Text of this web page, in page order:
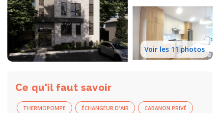
Voir les 11 photos
Ce qu'il faut savoir
THERMOPOMPE ÉCHANGEUR D'AIR CABANON PRIVÉ